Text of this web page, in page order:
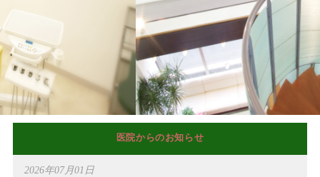
診療案内
交通アクセス
採用情報
医院からのお知らせ
2026年07月01日